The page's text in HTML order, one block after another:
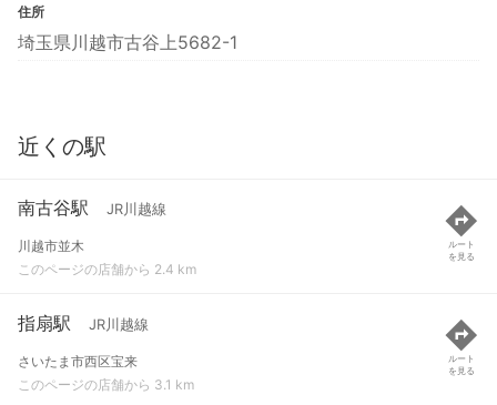
住所
埼玉県川越市古谷上5682-1
近くの駅
南古谷駅 JR川越線
川越市並木
このページの店舗から 2.4 km
ルート
を見る
指扇駅 JR川越線
さいたま市西区宝来
このページの店舗から 3.1 km
ルート
を見る